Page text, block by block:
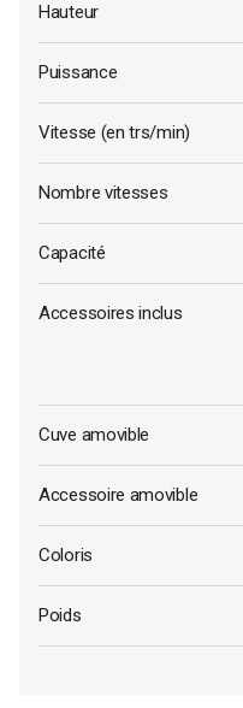
Hauteur
Puissance
Vitesse (en trs/min)
Nombre vitesses
Capacité
Accessoires inclus
Cuve amovible
Accessoire amovible
Coloris
Poids